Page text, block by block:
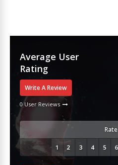
Average User
Rating
Write A Review
0 User Reviews
Rate